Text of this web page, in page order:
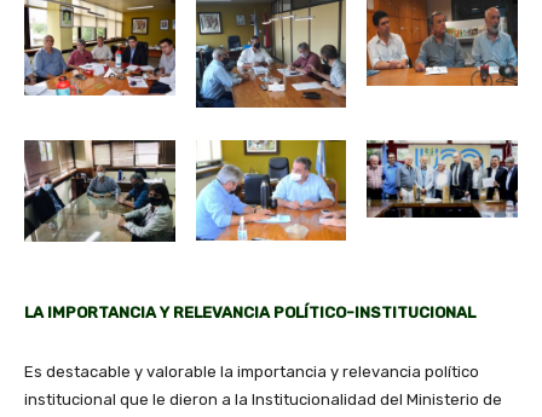
LA IMPORTANCIA Y RELEVANCIA POLÍTICO-INSTITUCIONAL
Es destacable y valorable la importancia y relevancia político
institucional que le dieron a la Institucionalidad del Ministerio de